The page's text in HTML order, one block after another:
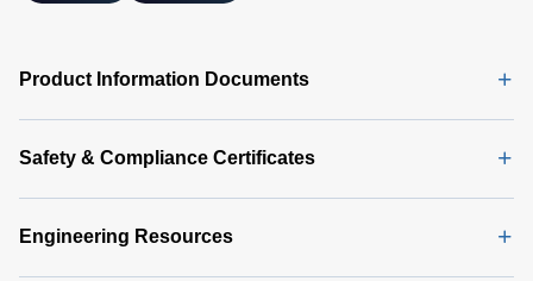
Product Information Documents
Safety & Compliance Certificates
Engineering Resources